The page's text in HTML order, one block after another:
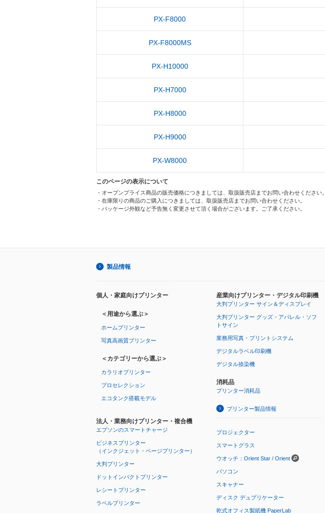
PX-F8000
PX-F8000MS
PX-H10000
PX-H7000
PX-H8000
PX-H9000
PX-W8000
このページの表示について
・オープンプライス商品の販売価格につきましては、取扱販売店までお問い合わせください。
・在庫限りの商品のご購入につきましては、取扱販売店までお問い合わせください。
・パッケージ外観など予告無く変更させて頂く場合がございます。ご了承ください。
製品情報
個人・家庭向けプリンター
＜用途から選ぶ＞
ホームプリンター
写真高画質プリンター
＜カテゴリーから選ぶ＞
カラリオプリンター
プロセレクション
エコタンク搭載モデル
法人・業務向けプリンター・複合機
エプソンのスマートチャージ
ビジネスプリンター
（インクジェット・ページプリンター）
大判プリンター
ドットインパクトプリンター
レシートプリンター
ラベルプリンター
産業向けプリンター・デジタル印刷機
大判プリンター サイン＆ディスプレイ
大判プリンター グッズ・アパレル・ソフ
トサイン
業務用写真・プリントシステム
デジタルラベル印刷機
デジタル捺染機
消耗品
プリンター消耗品
プリンター製品情報
プロジェクター
スマートグラス
ウオッチ：Orient Star / Orient
パソコン
スキャナー
ディスク デュプリケーター
乾式オフィス製紙機 PaperLab